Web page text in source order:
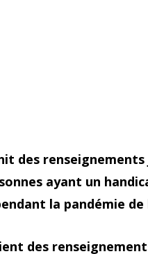
des renseignements
ayant un
la pandémie de
des